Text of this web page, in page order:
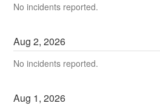
No incidents reported.
Aug2,2026
No incidents reported.
Aug 1,2026